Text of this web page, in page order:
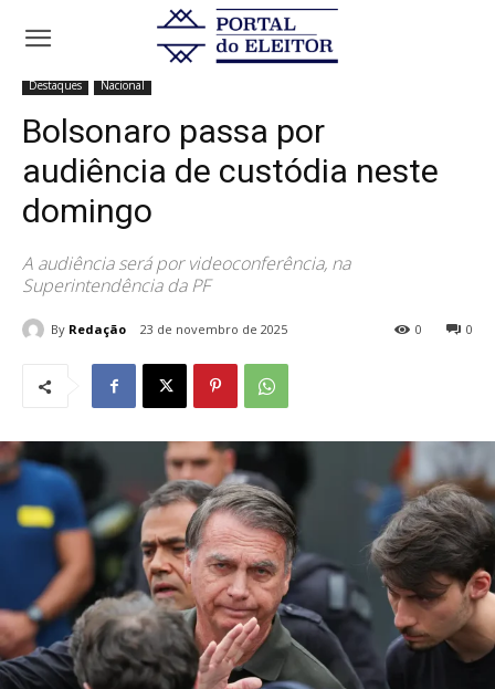
Início
Bolsonaro passa por audiência de custódia neste
domingo
Destaques Nacional
Bolsonaro passa por
audiência de custódia neste
domingo
A audiência será por videoconferência, na
Superintendência da PF
By Redação 23 de novembro de 2025 0
0